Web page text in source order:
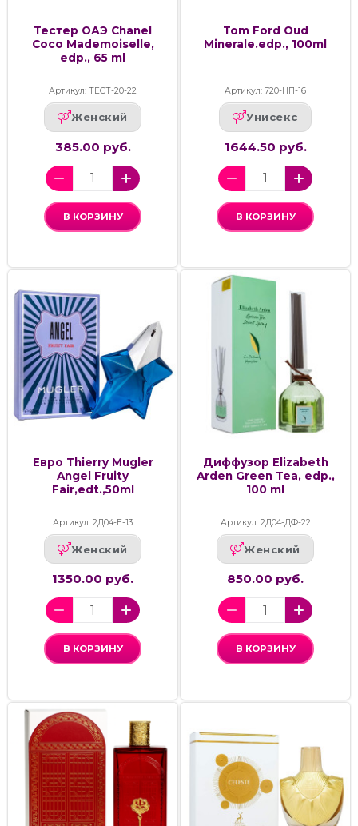
Тестер ОАЭ Chanel
Coco Mademoiselle,
edp., 65 ml
Артикул: ТЕСТ-20-22
Женский
385.00 руб.
В КОРЗИНУ
Tom Ford Oud
Minerale.edp., 100ml
Артикул: 720-НП-16
Унисекс
1644.50 руб.
В КОРЗИНУ
Евро Thierry Mugler
Angel Fruity
Fair,edt.,50ml
Артикул: 2Д04-Е-13
Женский
1350.00 руб.
В КОРЗИНУ
Диффузор Elizabeth
Arden Green Tea, edp.,
100 ml
Артикул: 2Д04-ДФ-22
Женский
850.00 руб.
В КОРЗИНУ